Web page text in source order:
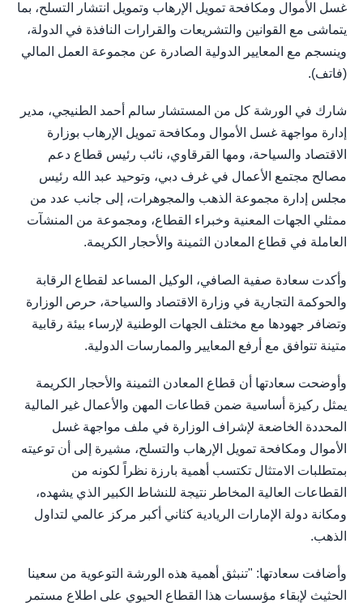
غسل الأموال ومكافحة تمويل الإرهاب وتمويل انتشار التسلح، بما
يتماشى مع القوانين والتشريعات والقرارات النافذة في الدولة،
وينسجم مع المعايير الدولية الصادرة عن مجموعة العمل المالي
(فاتف).
شارك في الورشة كل من المستشار سالم أحمد الطنيجي، مدير
إدارة مواجهة غسل الأموال ومكافحة تمويل الإرهاب بوزارة
الاقتصاد والسياحة، ومها القرقاوي، نائب رئيس قطاع دعم
مصالح مجتمع الأعمال في غرف دبي، وتوحيد عبد الله رئيس
مجلس إدارة مجموعة الذهب والمجوهرات، إلى جانب عدد من
ممثلي الجهات المعنية وخبراء القطاع، ومجموعة من المنشآت
العاملة في قطاع المعادن الثمينة والأحجار الكريمة.
وأكدت سعادة صفية الصافي، الوكيل المساعد لقطاع الرقابة
والحوكمة التجارية في وزارة الاقتصاد والسياحة، حرص الوزارة
وتضافر جهودها مع مختلف الجهات الوطنية لإرساء بيئة رقابية
متينة تتوافق مع أرفع المعايير والممارسات الدولية.
وأوضحت سعادتها أن قطاع المعادن الثمينة والأحجار الكريمة
يمثل ركيزة أساسية ضمن قطاعات المهن والأعمال غير المالية
المحددة الخاضعة لإشراف الوزارة في ملف مواجهة غسل
الأموال ومكافحة تمويل الإرهاب والتسلح، مشيرة إلى أن توعيته
بمتطلبات الامتثال تكتسب أهمية بارزة نظراً لكونه من
القطاعات العالية المخاطر نتيجة للنشاط الكبير الذي يشهده،
ومكانة دولة الإمارات الريادية كثاني أكبر مركز عالمي لتداول
الذهب.
وأضافت سعادتها: "تنبثق أهمية هذه الورشة التوعوية من سعينا
الحثيث لإبقاء مؤسسات هذا القطاع الحيوي على اطلاع مستمر